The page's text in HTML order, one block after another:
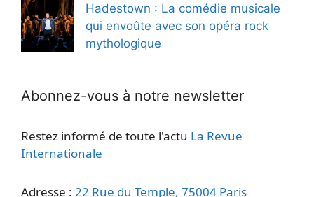
Hadestown : La comédie musicale
qui envoûte avec son opéra rock
mythologique
Abonnez-vous à notre newsletter
Restez informé de toute l'actu La Revue
Internationale
Adresse : 22 Rue du Temple, 75004 Paris